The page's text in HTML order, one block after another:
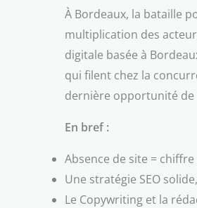
À Bordeaux, la bataille
multiplication des
digitale basée à
qui filent chez la
dernière opportunité de
En bref :
Absence de site =
Une stratégie SEO
Le Copywriting et la